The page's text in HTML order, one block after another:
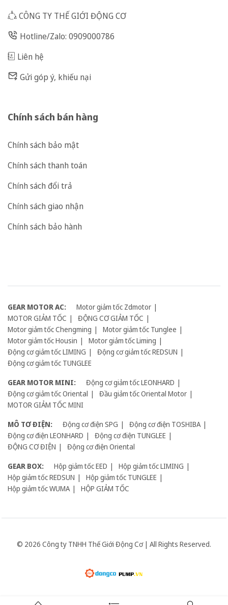
CÔNG TY THẾ GIỚI ĐỘNG CƠ
Hotline/Zalo: 0909000786
Liên hệ
Gửi góp ý, khiếu nại
Chính sách bán hàng
Chính sách bảo mật
Chính sách thanh toán
Chính sách đổi trả
Chính sách giao nhận
Chính sách bảo hành
GEAR MOTOR AC:
Motor giảm tốc Zdmotor
MOTOR GIẢM TỐC
ĐỘNG CƠ GIẢM TỐC
Motor giảm tốc Chengming
Motor giảm tốc Tunglee
Motor giảm tốc Housin
Motor giảm tốc Liming
Động cơ giảm tốc LIMING
Động cơ giảm tốc REDSUN
Động cơ giảm tốc TUNGLEE
GEAR MOTOR MINI:
Động cơ giảm tốc LEONHARD
Động cơ giảm tốc Oriental
Đầu giảm tốc Oriental Motor
MOTOR GIẢM TỐC MINI
MÔ TƠ ĐIỆN:
Động cơ điện SPG
Động cơ điện TOSHIBA
Động cơ điện LEONHARD
Động cơ điện TUNGLEE
ĐỘNG CƠ ĐIỆN
Động cơ điện Oriental
GEAR BOX:
Hộp giảm tốc EED
Hộp giảm tốc LIMING
Hộp giảm tốc REDSUN
Hộp giảm tốc TUNGLEE
Hộp giảm tốc WUMA
HỘP GIẢM TỐC
© 2026 Công ty TNHH Thế Giới Động Cơ | All Rights Reserved.